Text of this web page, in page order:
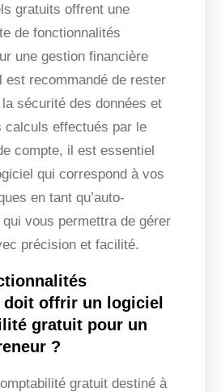
gratuits offrent une
de fonctionnalités
une gestion financière
est recommandé de rester
sécurité des données et
calculs effectués par le
compte, il est essentiel
qui correspond à vos
en tant qu’auto-
vous permettra de gérer
précision et facilité.
doit offrir un logiciel
gratuit pour un
?
gratuit destiné à